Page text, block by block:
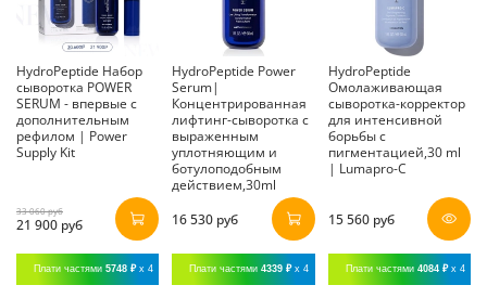
HydroPeptide Набор
сыворотка POWER
SERUM - впервые с
дополнительным
рефилом | Power
Supply Kit
33 060 руб
21 900 руб
Плати частями 5748 ₽ x 4
HydroPeptide Power
Serum|
Концентрированная
лифтинг-сыворотка с
выраженным
уплотняющим и
ботулоподобным
действием,30ml
16 530 руб
Плати частями4339 ₽ x 4
HydroPeptide
Омолаживающая
сыворотка-корректор
для интенсивной
борьбы с
пигментацией,30 ml
| Lumapro-C
15 560 руб
Плати частями 4084 ₽ x 4